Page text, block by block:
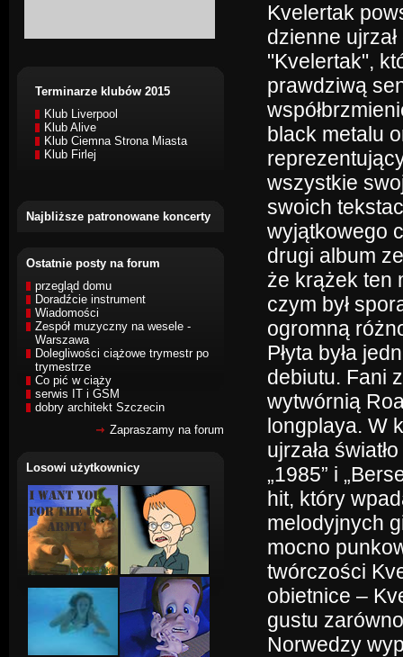
Terminarze klubów 2015
Klub Liverpool
Klub Alive
Klub Ciemna Strona Miasta
Klub Firlej
Najbliższe patronowane koncerty
Ostatnie posty na forum
przegląd domu
Doradźcie instrument
Wiadomości
Zespół muzyczny na wesele -
Warszawa
Dolegliwości ciążowe trymestr po
trymestrze
Co pić w ciąży
serwis IT i GSM
dobry architekt Szczecin
Zapraszamy na forum
Losowi użytkownicy
Kvelertak
dzienne
"Kvelertak",
prawdziwą
black metalu
wszystkie
swoich
wyjątkowego
drugi album
że krążek ten
czym był
ogromną
Płyta była
debiutu. Fani
wytwórnią
longplaya. W
ujrzała
„1985” i
hit, który
melodyjnych
mocno
twórczości
obietnice –
gustu
Norwedzy